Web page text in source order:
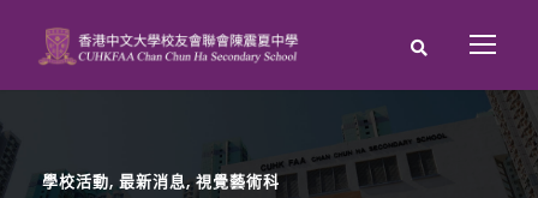
學校活動, 最新消息, 視覺藝術科